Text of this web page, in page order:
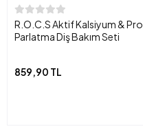
R.O.C.S Aktif Kalsiyum & Pro
Parlatma Diş Bakım Seti
859,90 TL